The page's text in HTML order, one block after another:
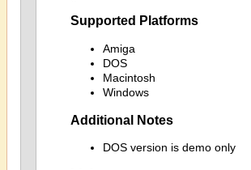
Supported Platforms
Amiga
DOS
Macintosh
Windows
Additional Notes
DOS version is demo only